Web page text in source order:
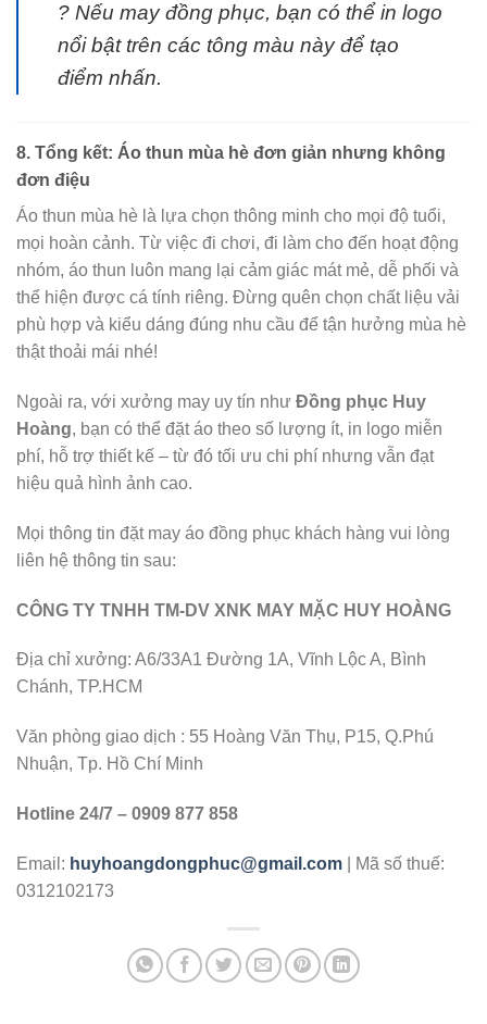
? Nếu may đồng phục, bạn có thể in logo
nổi bật trên các tông màu này để tạo
điểm nhấn.
8. Tổng kết: Áo thun mùa hè đơn giản nhưng không
đơn điệu
Áo thun mùa hè là lựa chọn thông minh cho mọi độ tuổi,
mọi hoàn cảnh. Từ việc đi chơi, đi làm cho đến hoạt động
nhóm, áo thun luôn mang lại cảm giác mát mẻ, dễ phối và
thể hiện được cá tính riêng. Đừng quên chọn chất liệu vải
phù hợp và kiểu dáng đúng nhu cầu để tận hưởng mùa hè
thật thoải mái nhé!
Ngoài ra, với xưởng may uy tín như Đồng phục Huy
Hoàng, bạn có thể đặt áo theo số lượng ít, in logo miễn
phí, hỗ trợ thiết kế – từ đó tối ưu chi phí nhưng vẫn đạt
hiệu quả hình ảnh cao.
Mọi thông tin đặt may áo đồng phục khách hàng vui lòng
liên hệ thông tin sau:
CÔNG TY TNHH TM-DV XNK MAY MẶC HUY HOÀNG
Địa chỉ xưởng: A6/33A1 Đường 1A, Vĩnh Lộc A, Bình
Chánh, TP.HCM
Văn phòng giao dịch : 55 Hoàng Văn Thụ, P15, Q.Phú
Nhuận, Tp. Hồ Chí Minh
Hotline 24/7 – 0909 877 858
Email: huyhoangdongphuc@gmail.com | Mã số thuế:
0312102173